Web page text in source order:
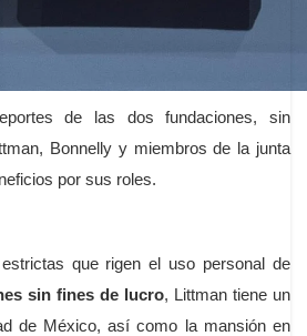
de las dos fundaciones, sin
Bonnelly y miembros de la junta
por sus roles.
que rigen el uso personal de
sin fines de lucro, Littman tiene un
de México, así como la mansión en